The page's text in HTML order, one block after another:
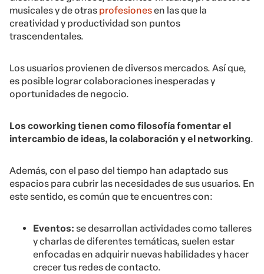
musicales y de otras profesionesen las que la
creatividad y productividad son puntos
trascendentales.
Los usuarios provienen de diversos mercados. Así que,
es posible lograr colaboraciones inesperadas y
oportunidades de negocio.
Los coworking tienen como filosofía fomentar el
intercambio de ideas, la colaboración y el networking.
Además, con el paso del tiempo han adaptado sus
espacios para cubrir las necesidades de sus usuarios. En
este sentido, es común que te encuentres con:
Eventos: se desarrollan actividades como talleres
y charlas de diferentes temáticas, suelen estar
enfocadas en adquirir nuevas habilidades y hacer
crecer tus redes de contacto.